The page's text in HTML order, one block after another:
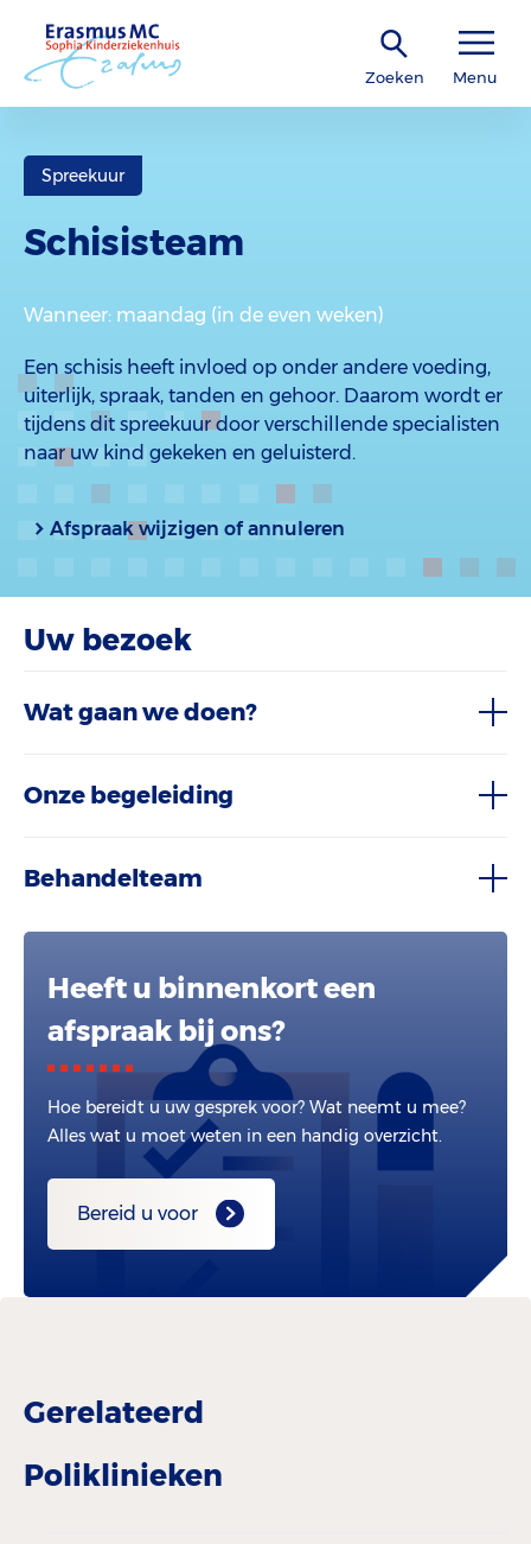
Zoeken Menu
Spreekuur
Schisisteam
Wanneer: maandag (in de even weken)
Een schisis heeft invloed op onder andere voeding,
uiterlijk, spraak, tanden en gehoor. Daarom wordt er
tijdens dit spreekuur door verschillende specialisten
naar uw kind gekeken en geluisterd.
Afspraak wijzigen of annuleren
Uw bezoek
Wat gaan we doen?
Onze begeleiding
Behandelteam
Heeft u binnenkort een
afspraak bij ons?
Hoe bereidt u uw gesprek voor? Wat neemt u mee?
Alles wat u moet weten in een handig overzicht.
Bereid u voor
Gerelateerd
Poliklinieken